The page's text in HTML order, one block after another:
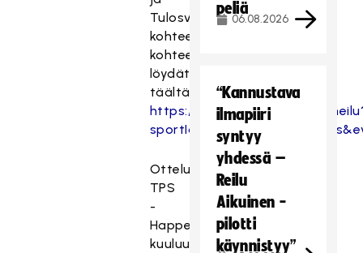
Tulosvedon
kohteena,
kohteet
löydät
täältä:
https://www.veikkaus.fi/fi/
Ottelu
TPS
-
Happee
kuuluu
peliä
06.08.2026
“Kannustava
ilmapiiri
syntyy
yhdessä –
Reilu
Aikuinen -
pilotti
käynnistyy”